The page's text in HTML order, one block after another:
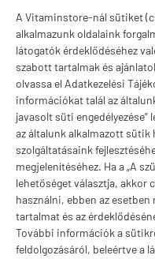
A Vitaminstore-nál sütiket
alkalmazunk oldalaink
látogatók érdeklődéséhez
szabott tartalmak és
olvassa el Adatkezelési
információkat talál az
javasolt süti
az általunk alkalmazott sütik
szolgáltatásaink
megjelenítéséhez. Ha a „A
lehetőséget választja, akkor
használni, ebben az
tartalmat és az
További információk a
feldolgozásáról, beleértve a
Márkák
Valuta választás